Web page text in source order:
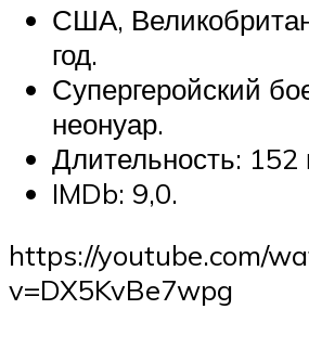
США,
год.
Супергеройский
неонуар.
Длительность:
IMDb: 9,0.
https://youtube.com/
v=DX5KvBe7wpg